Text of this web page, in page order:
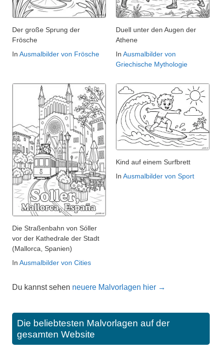
Der große Sprung der
Frösche
In Ausmalbilder von Frösche
Duell unter den Augen der
Athene
In Ausmalbilder von
Griechische Mythologie
Die Straßenbahn von Sóller
vor der Kathedrale der Stadt
(Mallorca, Spanien)
In Ausmalbilder von Cities
Kind auf einem Surfbrett
In Ausmalbilder von Sport
Du kannst sehen neuere Malvorlagen hier →
Die beliebtesten Malvorlagen auf der
gesamten Website